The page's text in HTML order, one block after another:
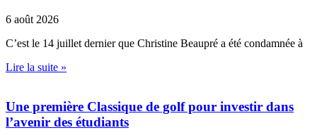
6 août 2026
C’est le 14 juillet dernier que Christine Beaupré a été condamnée à
Lire la suite »
Une première Classique de golf pour investir dans
l’avenir des étudiants